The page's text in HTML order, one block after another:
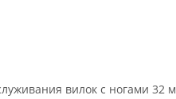
вилок с ногами 32